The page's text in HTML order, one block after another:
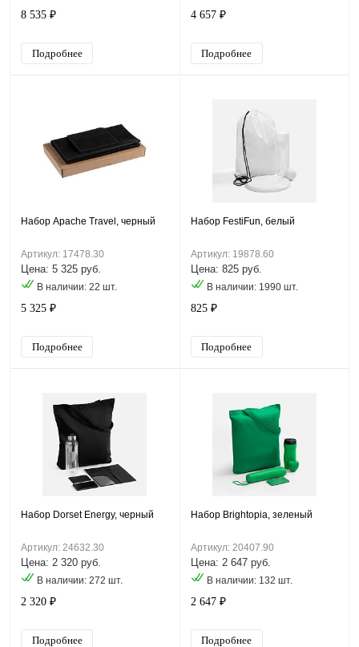
8 535 ₽
Подробнее
4 657 ₽
Подробнее
Набор Apache Travel, черный
Артикул: 17478.30
Цена: 5 325 руб.
В наличии: 22 шт.
5 325 ₽
Подробнее
Набор FestiFun, белый
Артикул: 19878.60
Цена: 825 руб.
В наличии: 1990 шт.
825 ₽
Подробнее
Набор Dorset Energy, черный
Артикул: 24632.30
Цена: 2 320 руб.
В наличии: 272 шт.
2 320 ₽
Подробнее
Набор Brightopia, зеленый
Артикул: 20407.90
Цена: 2 647 руб.
В наличии: 132 шт.
2 647 ₽
Подробнее